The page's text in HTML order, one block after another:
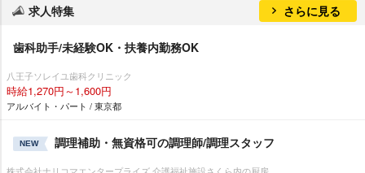
求人特集 さらに見る
歯科助手/未経験OK・扶養内勤務OK
八王子ソレイユ歯科クリニック
時給1,270円～1,600円
アルバイト・パート / 東京都
NEW 調理補助・無資格可の調理師/調理スタッフ